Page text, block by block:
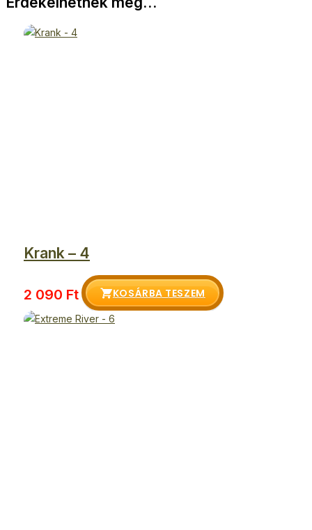
Krank – 4
2 090 Ft KOSÁRBA TESZEM